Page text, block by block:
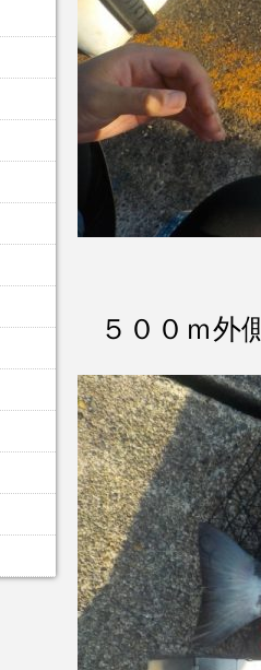
５００ｍ